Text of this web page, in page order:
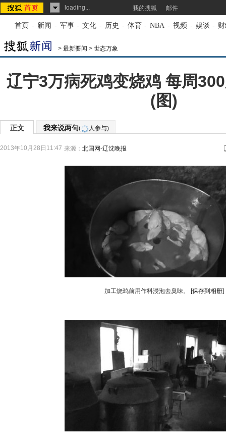
loading... 我的搜狐 邮件
首页 - 新闻 - 军事 - 文化 - 历史 - 体育 - NBA - 视频 - 娱谈 -
> 最新要闻 > 世态万象
辽宁3万病死鸡变烧鸡 每周
(图)
正文 我来说两句( 人参与)
2013年10月28日11:47 来源： 北国网-辽沈晚报
加工烧鸡前用作料浸泡去臭味。 [保存到相册]